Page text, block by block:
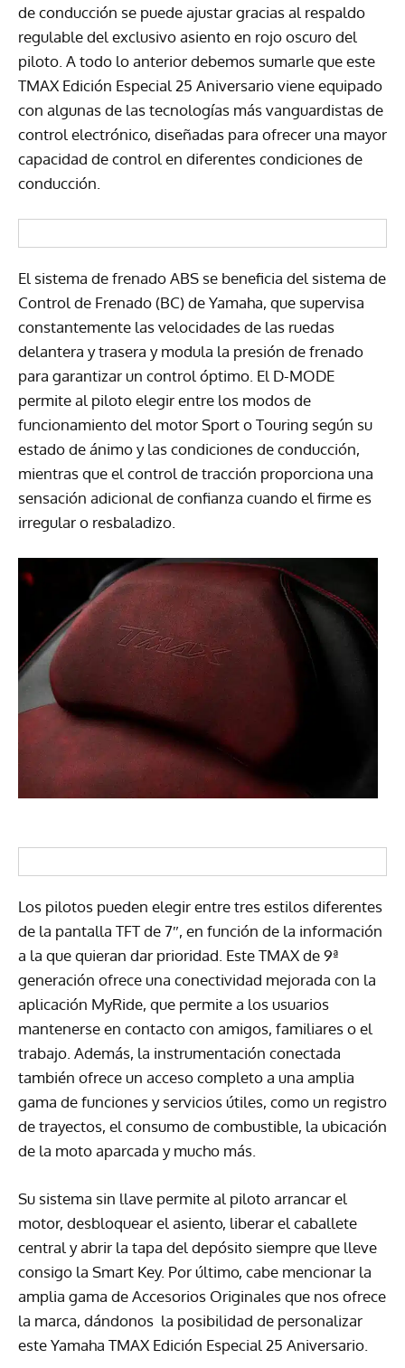
de conducción se puede ajustar gracias al respaldo
regulable del exclusivo asiento en rojo oscuro del
piloto. A todo lo anterior debemos sumarle que este
TMAX Edición Especial 25 Aniversario viene equipado
con algunas de las tecnologías más vanguardistas de
control electrónico, diseñadas para ofrecer una mayor
capacidad de control en diferentes condiciones de
conducción.
El sistema de frenado ABS se beneficia del sistema de
Control de Frenado (BC) de Yamaha, que supervisa
constantemente las velocidades de las ruedas
delantera y trasera y modula la presión de frenado
para garantizar un control óptimo. El D-MODE
permite al piloto elegir entre los modos de
funcionamiento del motor Sport o Touring según su
estado de ánimo y las condiciones de conducción,
mientras que el control de tracción proporciona una
sensación adicional de confianza cuando el firme es
irregular o resbaladizo.
Los pilotos pueden elegir entre tres estilos diferentes
de la pantalla TFT de 7″, en función de la información
a la que quieran dar prioridad. Este TMAX de 9ª
generación ofrece una conectividad mejorada con la
aplicación MyRide, que permite a los usuarios
mantenerse en contacto con amigos, familiares o el
trabajo. Además, la instrumentación conectada
también ofrece un acceso completo a una amplia
gama de funciones y servicios útiles, como un registro
de trayectos, el consumo de combustible, la ubicación
de la moto aparcada y mucho más.
Su sistema sin llave permite al piloto arrancar el
motor, desbloquear el asiento, liberar el caballete
central y abrir la tapa del depósito siempre que lleve
consigo la Smart Key. Por último, cabe mencionar la
amplia gama de Accesorios Originales que nos ofrece
la marca, dándonos la posibilidad de personalizar
este Yamaha TMAX Edición Especial 25 Aniversario.